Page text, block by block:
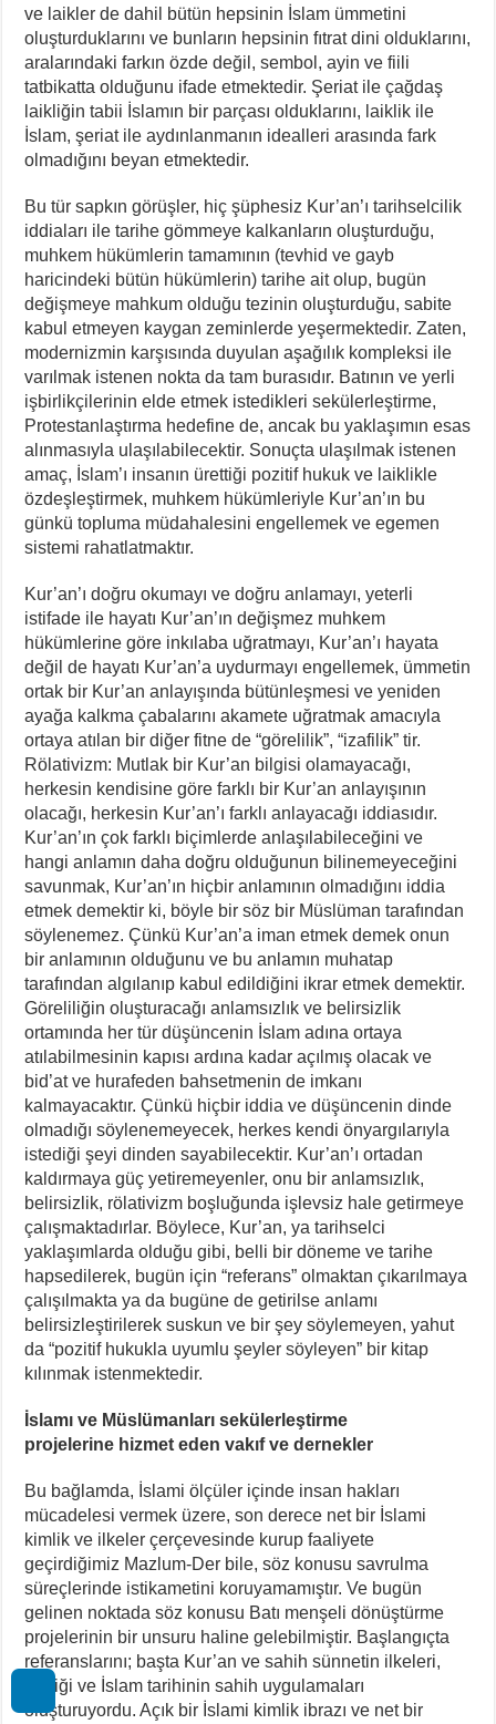
ve laikler de dahil bütün hepsinin İslam ümmetini
oluşturduklarını ve bunların hepsinin fıtrat dini olduklarını,
aralarındaki farkın özde değil, sembol, ayin ve fiili
tatbikatta olduğunu ifade etmektedir. Şeriat ile çağdaş
laikliğin tabii İslamın bir parçası olduklarını, laiklik ile
İslam, şeriat ile aydınlanmanın idealleri arasında fark
olmadığını beyan etmektedir.
Bu tür sapkın görüşler, hiç şüphesiz Kur’an’ı tarihselcilik
iddiaları ile tarihe gömmeye kalkanların oluşturduğu,
muhkem hükümlerin tamamının (tevhid ve gayb
haricindeki bütün hükümlerin) tarihe ait olup, bugün
değişmeye mahkum olduğu tezinin oluşturduğu, sabite
kabul etmeyen kaygan zeminlerde yeşermektedir. Zaten,
modernizmin karşısında duyulan aşağılık kompleksi ile
varılmak istenen nokta da tam burasıdır. Batının ve yerli
işbirlikçilerinin elde etmek istedikleri sekülerleştirme,
Protestanlaştırma hedefine de, ancak bu yaklaşımın esas
alınmasıyla ulaşılabilecektir. Sonuçta ulaşılmak istenen
amaç, İslam’ı insanın ürettiği pozitif hukuk ve laiklikle
özdeşleştirmek, muhkem hükümleriyle Kur’an’ın bu
günkü topluma müdahalesini engellemek ve egemen
sistemi rahatlatmaktır.
Kur’an’ı doğru okumayı ve doğru anlamayı, yeterli
istifade ile hayatı Kur’an’ın değişmez muhkem
hükümlerine göre inkılaba uğratmayı, Kur’an’ı hayata
değil de hayatı Kur’an’a uydurmayı engellemek, ümmetin
ortak bir Kur’an anlayışında bütünleşmesi ve yeniden
ayağa kalkma çabalarını akamete uğratmak amacıyla
ortaya atılan bir diğer fitne de “görelilik”, “izafilik” tir.
Rölativizm: Mutlak bir Kur’an bilgisi olamayacağı,
herkesin kendisine göre farklı bir Kur’an anlayışının
olacağı, herkesin Kur’an’ı farklı anlayacağı iddiasıdır.
Kur’an’ın çok farklı biçimlerde anlaşılabileceğini ve
hangi anlamın daha doğru olduğunun bilinemeyeceğini
savunmak, Kur’an’ın hiçbir anlamının olmadığını iddia
etmek demektir ki, böyle bir söz bir Müslüman tarafından
söylenemez. Çünkü Kur’an’a iman etmek demek onun
bir anlamının olduğunu ve bu anlamın muhatap
tarafından algılanıp kabul edildiğini ikrar etmek demektir.
Göreliliğin oluşturacağı anlamsızlık ve belirsizlik
ortamında her tür düşüncenin İslam adına ortaya
atılabilmesinin kapısı ardına kadar açılmış olacak ve
bid’at ve hurafeden bahsetmenin de imkanı
kalmayacaktır. Çünkü hiçbir iddia ve düşüncenin dinde
olmadığı söylenemeyecek, herkes kendi önyargılarıyla
istediği şeyi dinden sayabilecektir. Kur’an’ı ortadan
kaldırmaya güç yetiremeyenler, onu bir anlamsızlık,
belirsizlik, rölativizm boşluğunda işlevsiz hale getirmeye
çalışmaktadırlar. Böylece, Kur’an, ya tarihselci
yaklaşımlarda olduğu gibi, belli bir döneme ve tarihe
hapsedilerek, bugün için “referans” olmaktan çıkarılmaya
çalışılmakta ya da bugüne de getirilse anlamı
belirsizleştirilerek suskun ve bir şey söylemeyen, yahut
da “pozitif hukukla uyumlu şeyler söyleyen” bir kitap
kılınmak istenmektedir.
İslamı ve Müslümanları sekülerleştirme
projelerine hizmet eden vakıf ve dernekler
Bu bağlamda, İslami ölçüler içinde insan hakları
mücadelesi vermek üzere, son derece net bir İslami
kimlik ve ilkeler çerçevesinde kurup faaliyete
geçirdiğimiz Mazlum-Der bile, söz konusu savrulma
süreçlerinde istikametini koruyamamıştır. Ve bugün
gelinen noktada söz konusu Batı menşeli dönüştürme
projelerinin bir unsuru haline gelebilmiştir. Başlangıçta
referanslarını; başta Kur’an ve sahih sünnetin ilkeleri,
pratiği ve İslam tarihinin sahih uygulamaları
oluşturuyordu. Açık bir İslami kimlik ibrazı ve net bir